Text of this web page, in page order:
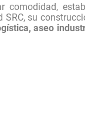
comodidad,
su
aseo